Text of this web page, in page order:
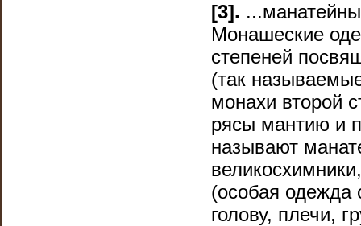
[3].
Монашеские
степеней
(так
монахи второй
рясы мантию и
называют
(особая одежда
голову, плечи,